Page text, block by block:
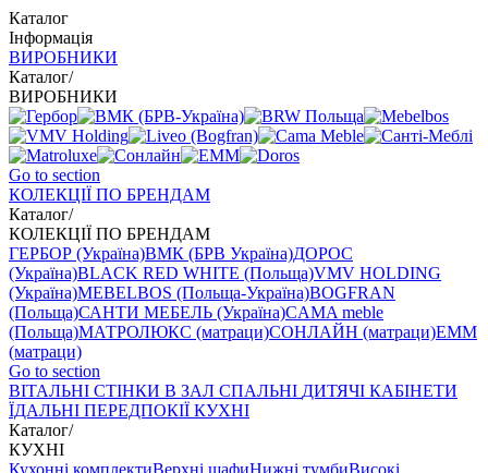
Каталог
Інформація
ВИРОБНИКИ
Каталог/
ВИРОБНИКИ
Go to section
КОЛЕКЦІЇ ПО БРЕНДАМ
Каталог/
КОЛЕКЦІЇ ПО БРЕНДАМ
ГЕРБОР (Україна)ВМК (БРВ Україна)ДОРОС
(Україна)BLACK RED WHITE (Польща)VMV HOLDING
(Україна)MEBELBOS (Польща-Україна)BOGFRAN
(Польща)САНТИ МЕБЕЛЬ (Україна)CAMA meble
(Польща)МАТРОЛЮКС (матраци)СОНЛАЙН (матраци)EMM
(матраци)
Go to section
ВIТАЛЬНI СТІНКИ В ЗАЛ СПАЛЬНІ ДИТЯЧІ КАБІНЕТИ
ЇДАЛЬНI ПЕРЕДПОКІЇ КУХНІ
Каталог/
КУХНІ
Кухонні комплектиВерхні шафиНижні тумбиВисокі